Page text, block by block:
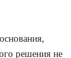
решения не